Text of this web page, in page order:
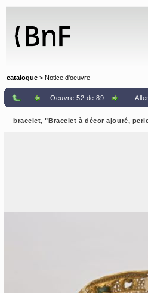
catalogue > Notice d'oeuvre
Oeuvre 52 de 89
bracelet, "Bracelet à décor ajouré,